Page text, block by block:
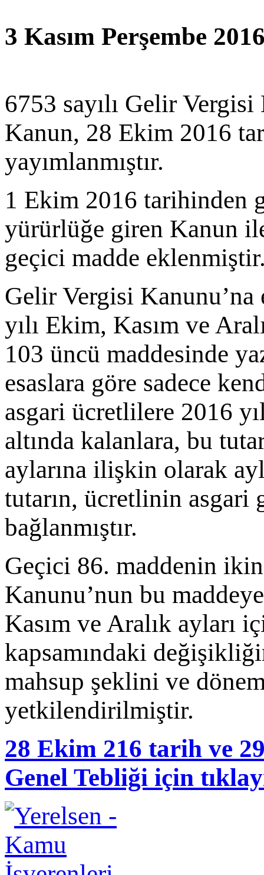
3 Kasım Perşembe
6753 sayılı Gelir
Kanun, 28 Ekim 2016
yayımlanmıştır.
1 Ekim 2016 tarihinden
yürürlüğe giren Kanun
geçici madde
Gelir Vergisi Kanunu’na
yılı Ekim, Kasım ve
103 üncü maddesinde
esaslara göre sadece
asgari ücretlilere 2016
altında kalanlara, bu
aylarına ilişkin olarak
tutarın, ücretlinin
bağlanmıştır.
Geçici 86. maddenin
Kanunu’nun bu
Kasım ve Aralık ayları
kapsamındaki
mahsup şeklini ve
yetkilendirilmiştir.
28 Ekim 216 tarih ve
Genel Tebliği için